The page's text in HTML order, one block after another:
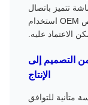
تتميز باتصال
فيديو مرن وأداء عرض احترافي ودعم تخصيص OEM استخدام
الاعتماد عليه.
التصميم إلى
الإنتاج
متأنية للتوافق